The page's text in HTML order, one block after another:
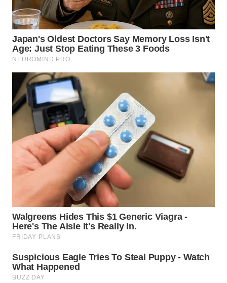
WN
SULSEL
WN
GORONTALO
WN
SULUT
WN
MALUKU
MALUT
WN
DAIRI
DANAU
TOBA